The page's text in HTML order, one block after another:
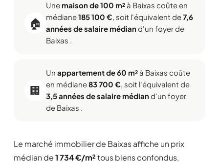
🏠
Une maison de 100 m² à Baixas coûte en
médiane185 100 €, soit l'équivalent de7,6
années de salaire médiand'un foyer de
Baixas .
🏢
Un appartement de 60 m² à Baixas coûte
en médiane83 700 €, soit l'équivalent de
3,5 années de salaire médiand'un foyer
de Baixas .
Le marché immobilier de Baixas affiche un prix
médian de1 734 €/m²tous biens confondus,